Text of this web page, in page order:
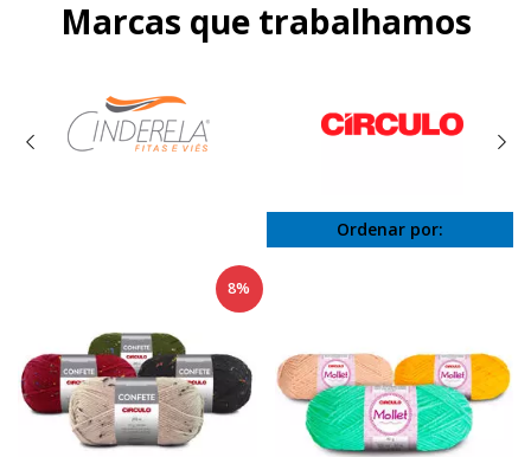
Marcas que trabalhamos
Ordenar por:
8%